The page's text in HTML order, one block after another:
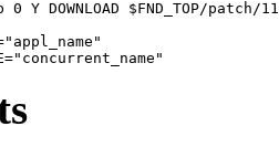
0 Y DOWNLOAD $FND_TOP/